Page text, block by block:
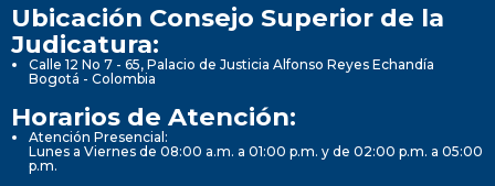
Ubicación Consejo Superior de la
Judicatura:
Calle 12 No 7 - 65, Palacio de Justicia Alfonso Reyes Echandía
Bogotá - Colombia
Horarios de Atención:
Atención Presencial:
Lunes a Viernes de 08:00 a.m. a 01:00 p.m. y de 02:00 p.m. a 05:00
p.m.